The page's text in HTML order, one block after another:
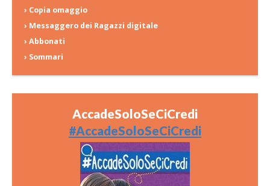
› Copia omaggio
› Messaggero dei Ragazzi digitale
› Abbonati
› Sommari
AccadeSoloSeCiCredi
#AccadeSoloSeCiCredi